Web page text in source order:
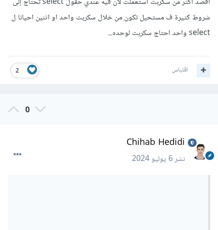
قاعدة البيانات لذلك إذا لم تهتم بسرعة التطبيق فلابأس.
بالتأكيد . يمكنك إستخدام مكتبة php الرسمية في ذلك وهى
شروط كثيرة ف مستحيل تكون من خلال سكربت واحد او اثنين احيانا ل
select واحد احتاج سكربت لوحده...
2 اقتباس
0
Chihab Hedidi
نشر6 يوليو 2024